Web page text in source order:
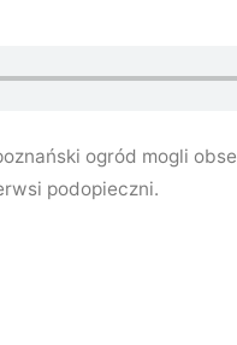
ogród mogli
podopieczni.